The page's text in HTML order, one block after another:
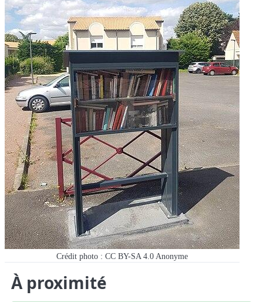
Crédit photo : CC BY-SA 4.0 Anonyme
À proximité